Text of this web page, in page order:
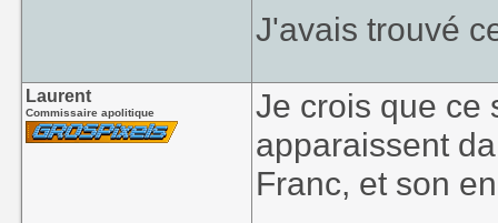
J'avais trouvé
Laurent
Commissaire apolitique
Je crois que ce
apparaissent
Franc, et son